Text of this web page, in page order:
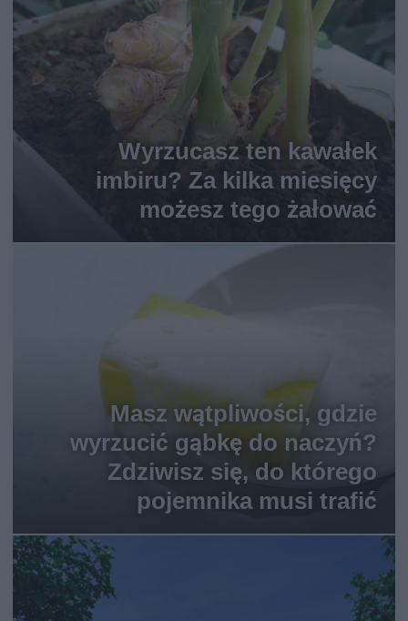
Wyrzucasz ten kawałek
imbiru? Za kilka miesięcy
możesz tego żałować
Masz wątpliwości, gdzie
wyrzucić gąbkę do naczyń?
Zdziwisz się, do którego
pojemnika musi trafić